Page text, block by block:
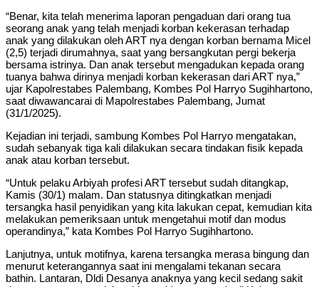
“Benar, kita telah menerima laporan pengaduan dari orang tua
seorang anak yang telah menjadi korban kekerasan terhadap
anak yang dilakukan oleh ART nya dengan korban bernama Micel
(2,5) terjadi dirumahnya, saat yang bersangkutan pergi bekerja
bersama istrinya. Dan anak tersebut mengadukan kepada orang
tuanya bahwa dirinya menjadi korban kekerasan dari ART nya,”
ujar Kapolrestabes Palembang, Kombes Pol Harryo Sugihhartono,
saat diwawancarai di Mapolrestabes Palembang, Jumat
(31/1/2025).
Kejadian ini terjadi, sambung Kombes Pol Harryo mengatakan,
sudah sebanyak tiga kali dilakukan secara tindakan fisik kepada
anak atau korban tersebut.
“Untuk pelaku Arbiyah profesi ART tersebut sudah ditangkap,
Kamis (30/1) malam. Dan statusnya ditingkatkan menjadi
tersangka hasil penyidikan yang kita lakukan cepat, kemudian kita
melakukan pemeriksaan untuk mengetahui motif dan modus
operandinya,” kata Kombes Pol Harryo Sugihhartono.
Lanjutnya, untuk motifnya, karena tersangka merasa bingung dan
menurut keterangannya saat ini mengalami tekanan secara
bathin. Lantaran, Dldi Desanya anaknya yang kecil sedang sakit